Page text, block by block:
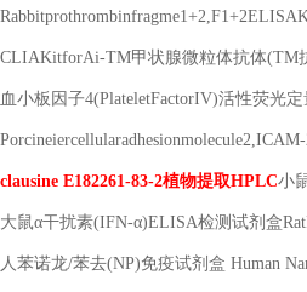
CLIAKitforAi-TM甲状腺微粒体抗体(TM
血小板因子4(PlateletFactorIV)活性荧光
clausine E182261-83-2植物提取HPLC小
大鼠α干扰素(IFN-α)ELISA检测试剂盒
人苯诺龙/苯去(NP)免疫试剂盒 Human